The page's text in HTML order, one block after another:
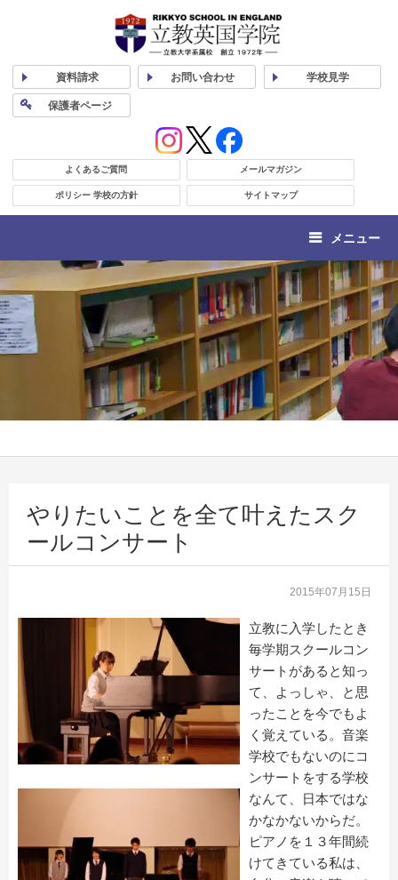
資料請求 お問い合わせ 学校見学
保護者ページ
よくあるご質問 メールマガジン
ポリシー 学校の方針 サイトマップ
メニュー
やりたいことを全て叶えたスク
ールコンサート
2015年07月15日
立教に入学したとき
毎学期スクールコン
サートがあると知っ
て、よっしゃ、と思
ったことを今でもよ
く覚えている。音楽
学校でもないのにコ
ンサートをする学校
なんて、日本ではな
かなかないからだ。
ピアノを１３年間続
けてきている私は、